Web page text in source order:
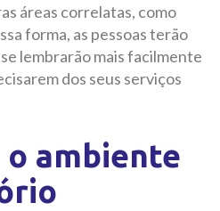
áreas correlatas, como
forma, as pessoas terão
lembrarão mais facilmente
dos seus serviços
ambiente